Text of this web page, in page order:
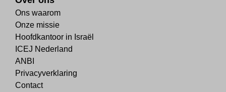
Ons waarom
Onze missie
Hoofdkantoor in Israël
ICEJ Nederland
ANBI
Privacyverklaring
Contact